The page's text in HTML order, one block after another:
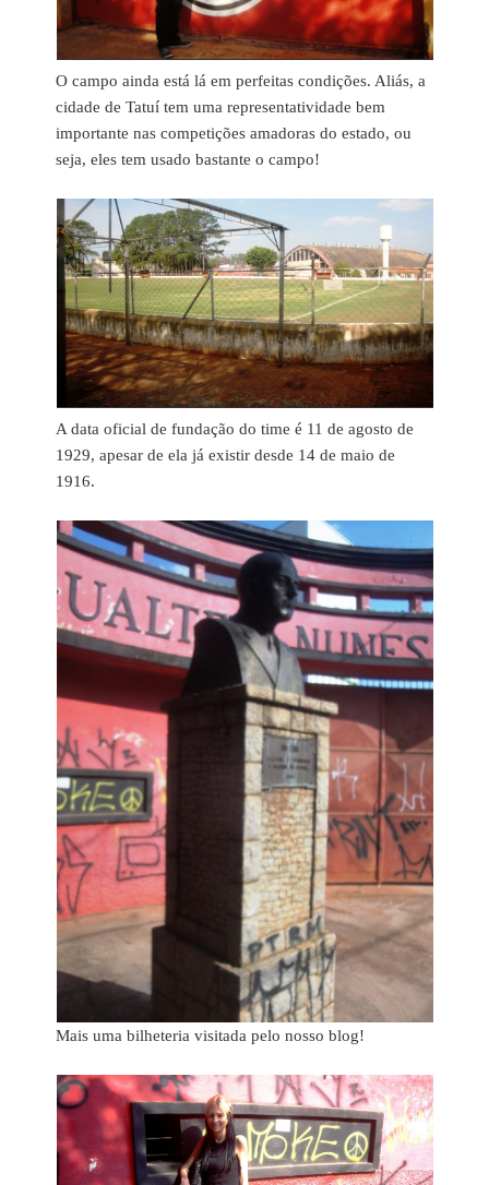
O campo ainda está lá em perfeitas condições. Aliás, a
cidade de Tatuí tem uma representatividade bem
importante nas competições amadoras do estado, ou
seja, eles tem usado bastante o campo!
A data oficial de fundação do time é 11 de agosto de
1929, apesar de ela já existir desde 14 de maio de
1916.
Mais uma bilheteria visitada pelo nosso blog!